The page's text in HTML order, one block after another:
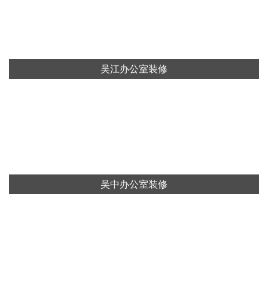
吴江办公室装修
吴中办公室装修